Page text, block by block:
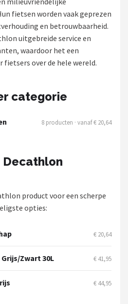
fietsen worden vaak geprezen
en betrouwbaarheid.
uitgebreide service en
waardoor het een
fietsers over de hele wereld.
categorie
8 producten · vanaf € 20,64
product voor een scherpe
opties:
€ 20,64
Zwart 30L € 41,95
€ 44,95